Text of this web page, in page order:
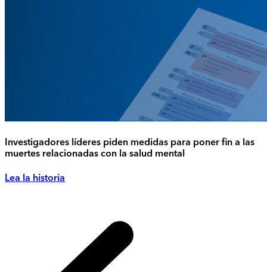
Investigadores líderes piden medidas para poner fin a las
muertes relacionadas con la salud mental
Lea la historia